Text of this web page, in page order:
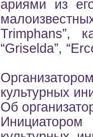
ариями из
Trimphans”,
“Griselda”,
культурных
Об